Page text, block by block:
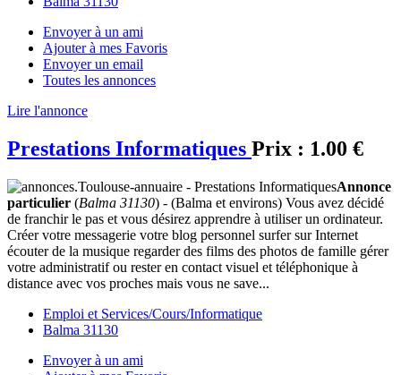
Envoyer à un ami
Ajouter à mes Favoris
Envoyer un email
Toutes les annonces
Lire l'annonce
Prestations Informatiques Prix : 1.00 €
Annonce
particulier (Balma 31130) - (Balma et environs) Vous avez décidé
de franchir le pas et vous désirez apprendre à utiliser un ordinateur.
Créer votre messagerie votre blog personnel surfer sur Internet
écouter de la musique regarder des films des photos de famille gérer
votre administratif ou rester en contact visuel et téléphonique à
distance avec vos proches mais vous ne save...
Emploi et Services/Cours/Informatique
Balma 31130
Envoyer à un ami